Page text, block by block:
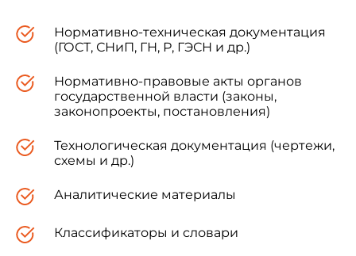
Нормативно-техническая документация
(ГОСТ, СНиП, ГН, Р, ГЭСН и др.)
Нормативно-правовые акты органов
государственной власти (законы,
законопроекты, постановления)
Технологическая документация (чертежи,
схемы и др.)
Аналитические материалы
Классификаторы и словари